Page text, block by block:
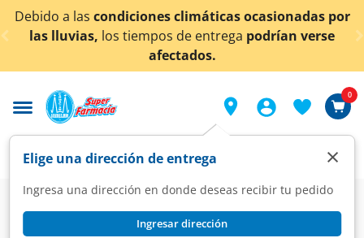
< div class="carousel-inner">
Debido a las condiciones climáticas ocasionadas por
las lluvias, los tiempos de entrega podrían verse
afectados.
Elige una dirección de entrega
Ingresa una dirección en donde deseas recibir tu pedido
Ingresar dirección
×
0
(2 productos)